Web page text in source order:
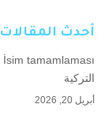
أحدث المقالات
التركية
أبريل 20, 2026